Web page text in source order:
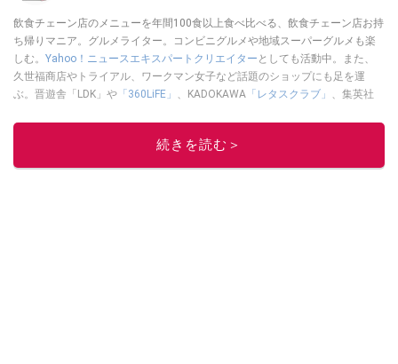
飲食チェーン店のメニューを年間100食以上食べ比べる、飲食チェーン店お持
ち帰りマニア。グルメライター。コンビニグルメや地域スーパーグルメも楽
しむ。 Yahoo！ニュースエキスパートクリエイター としても活動中。また、
久世福商店やトライアル、ワークマン女子など話題のショップにも足を運
ぶ。晋遊舎「LDK」や 「360LiFE」 、KADOKAWA 「レタスクラブ」 、集英社
ルメライター、食の専門家として出演実績あり。
続きを読む＞